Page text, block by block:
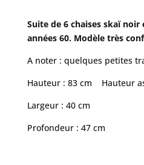
Suite de 6 chaises skaï
années 60. Modèle très
A noter : quelques petites
Hauteur : 83 cm Hauteur
Largeur : 40 cm
Profondeur : 47 cm